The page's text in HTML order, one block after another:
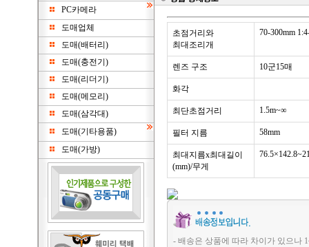
PC카메라
도매업체
도매(배터리)
도매(충전기)
도매(리더기)
도매(메모리)
도매(삼각대)
도매(기타용품)
도매(가방)
초점거리와
최대조리개
70-300mm
렌즈 구조 10군15매
화각
최단초점거리 1.5m~∞
필터 지름 58mm
최대지름x최대길이
(mm)/무게
- 배송은 상품에 따라 차이가 있으나